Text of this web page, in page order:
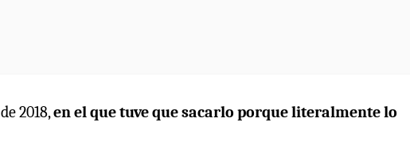
de 2018,en el que tuve que sacarlo porque literalmente lo